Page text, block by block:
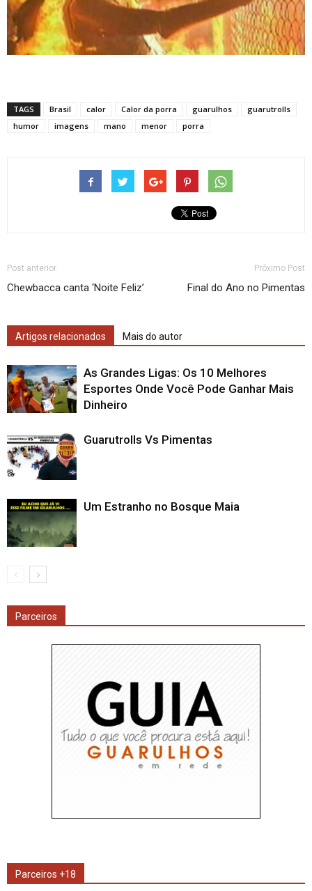
TAGS Brasil calor Calor da porra guarulhos
guarutrolls
humor
imagens mano menor porra
Post anterior
Chewbacca canta ‘Noite Feliz’
Próximo Post
Final do Ano no Pimentas
Artigos relacionados Mais do autor
As Grandes Ligas: Os 10 Melhores
Esportes Onde Você Pode Ganhar Mais
Dinheiro
Guarutrolls Vs Pimentas
Um Estranho no Bosque Maia
Parceiros
Parceiros +18